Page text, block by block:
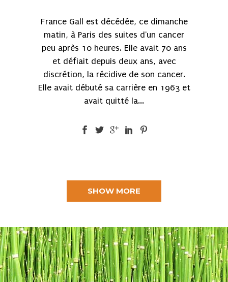
France Gall est décédée, ce dimanche
matin, à Paris des suites d'un cancer
peu après 10 heures. Elle avait 70 ans
et défiait depuis deux ans, avec
discrétion, la récidive de son cancer.
Elle avait débuté sa carrière en 1963 et
avait quitté la...
SHOW MORE